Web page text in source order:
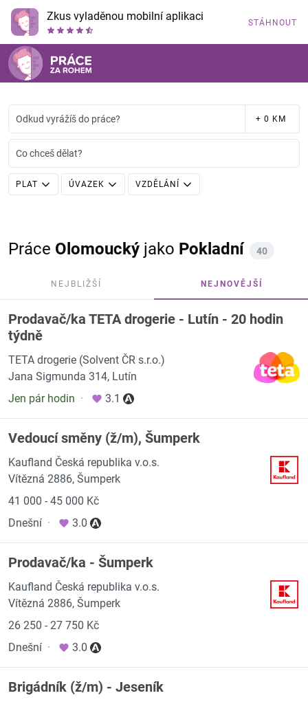
Zkus vyladěnou mobilní aplikaci STÁHNOUT
Odkud vyrážíš do práce? + 0 KM
Co chceš dělat?
PLAT ÚVAZEK VZDĚLÁNÍ
Práce Olomoucký jako Pokladní 40
NEJBLIŽŠÍ NEJNOVĚJŠÍ
Prodavač/ka TETA drogerie - Lutín - 20 hodin
týdně
TETA drogerie (Solvent ČR s.r.o.)
Jana Sigmunda 314, Lutín
Jen pár hodin · 3.1
Vedoucí směny (ž/m), Šumperk
Kaufland Česká republika v.o.s.
Vítězná 2886, Šumperk
41 000 - 45 000 Kč
Dnešní · 3.0
Prodavač/ka - Šumperk
Kaufland Česká republika v.o.s.
Vítězná 2886, Šumperk
26 250 - 27 750 Kč
Dnešní · 3.0
Brigádník (ž/m) - Jeseník